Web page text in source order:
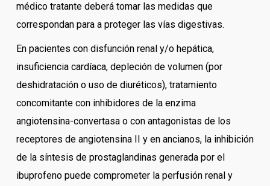
médico tratante deberá tomar las medidas que
correspondan para a proteger las vías digestivas.
En pacientes con disfunción renal y/o hepática,
insuficiencia cardíaca, depleción de volumen (por
deshidratación o uso de diuréticos), tratamiento
concomitante con inhibidores de la enzima
angiotensina-convertasa o con antagonistas de los
receptores de angiotensina II y en ancianos, la inhibición
de la síntesis de prostaglandinas generada por el
ibuprofeno puede comprometer la perfusión renal y